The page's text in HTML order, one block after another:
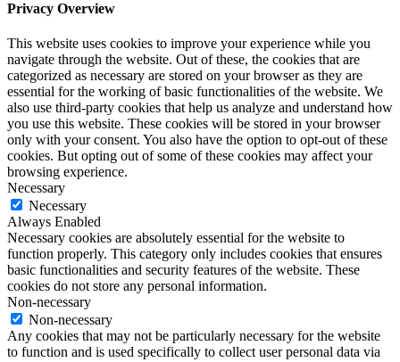
Privacy Overview
This website uses cookies to improve your experience while you
navigate through the website. Out of these, the cookies that are
categorized as necessary are stored on your browser as they are
essential for the working of basic functionalities of the website. We
also use third-party cookies that help us analyze and understand how
you use this website. These cookies will be stored in your browser
only with your consent. You also have the option to opt-out of these
cookies. But opting out of some of these cookies may affect your
browsing experience.
Necessary
Necessary
Always Enabled
Necessary cookies are absolutely essential for the website to
function properly. This category only includes cookies that ensures
basic functionalities and security features of the website. These
cookies do not store any personal information.
Non-necessary
Non-necessary
Any cookies that may not be particularly necessary for the website
to function and is used specifically to collect user personal data via